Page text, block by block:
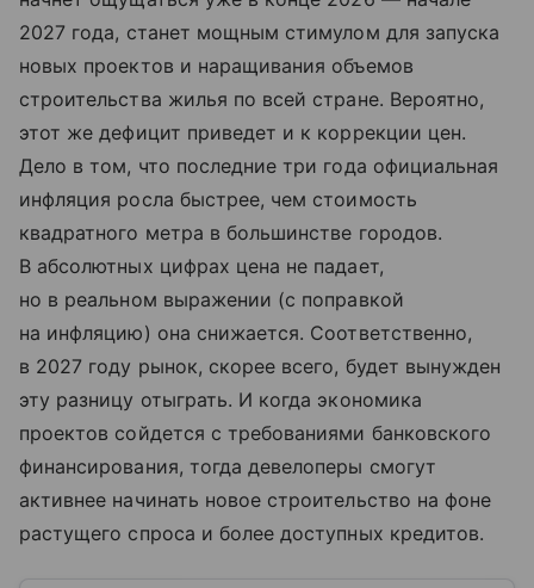
2027 года, станет мощным стимулом для запуска
новых проектов и наращивания объемов
строительства жилья по всей стране. Вероятно,
этот же дефицит приведет и к коррекции цен.
Дело в том, что последние три года официальная
инфляция росла быстрее, чем стоимость
квадратного метра в большинстве городов.
В абсолютных цифрах цена не падает,
но в реальном выражении (с поправкой
на инфляцию) она снижается. Соответственно,
в 2027 году рынок, скорее всего, будет вынужден
эту разницу отыграть. И когда экономика
проектов сойдется с требованиями банковского
финансирования, тогда девелоперы смогут
активнее начинать новое строительство на фоне
растущего спроса и более доступных кредитов.